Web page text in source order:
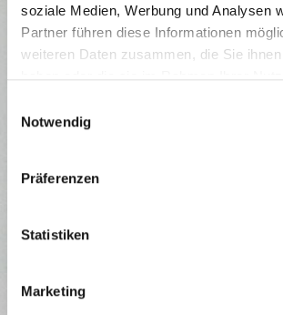
soziale Medien, Werbung und Analysen
Partner führen diese Informationen
weiteren Daten zusammen, die Sie
Notwendig
Präferenzen
Statistiken
Marketing